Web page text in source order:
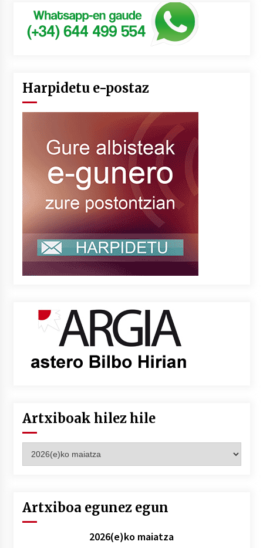
Harpidetu e-postaz
Artxiboak hilez hile
hilez
Artxiboa egunez egun
2026(e)ko maiatza